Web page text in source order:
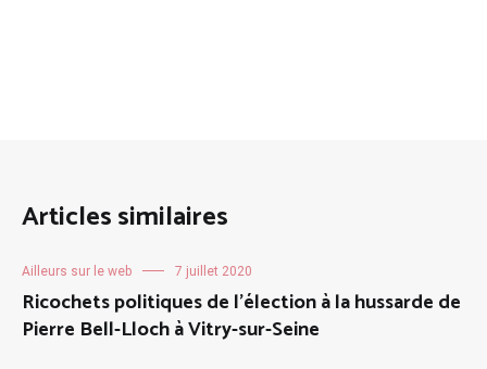
Articles similaires
Ailleurs sur le web 7 juillet 2020
Ricochets politiques de l’élection à la hussarde de
Pierre Bell-Lloch à Vitry-sur-Seine